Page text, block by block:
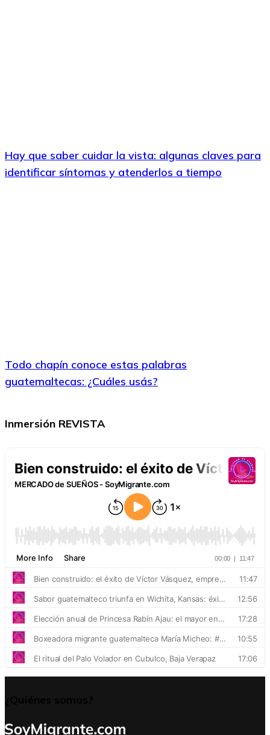
Hay que saber cuidar la vista: algunas claves para
identificar síntomas y atenderlos a tiempo
Todo chapín conoce estas palabras
guatemaltecas: ¿Cuáles usás?
Inmersión REVISTA